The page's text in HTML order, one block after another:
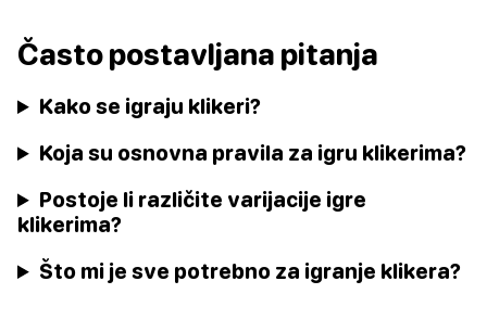
Často postavljana pitanja
Kako se igraju klikeri?
Koja su osnovna pravila za igru klikerima?
Postoje li različite varijacije igre
klikerima?
Što mi je sve potrebno za igranje klikera?